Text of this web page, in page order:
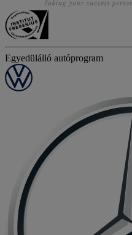
Egyedülálló autóprogram